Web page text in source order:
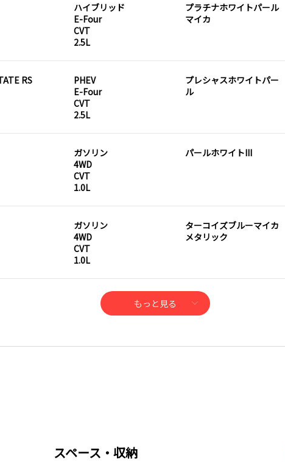
ハイブリッド
E-Four
CVT
2.5L
プラチナホワイトパール
マイカ
RS
PHEV
E-Four
CVT
2.5L
プレシャスホワイトパー
ル
ガソリン
4WD
CVT
1.0L
パールホワイトIII
ガソリン
4WD
CVT
1.0L
ターコイズブルーマイカ
メタリック
もっと見る
スペース・収納